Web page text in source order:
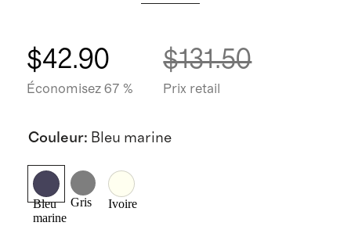
$42.90
Économisez 67 %
$131.50
Prix retail
Couleur: Bleu marine
Bleu
marine
Gris Ivoire